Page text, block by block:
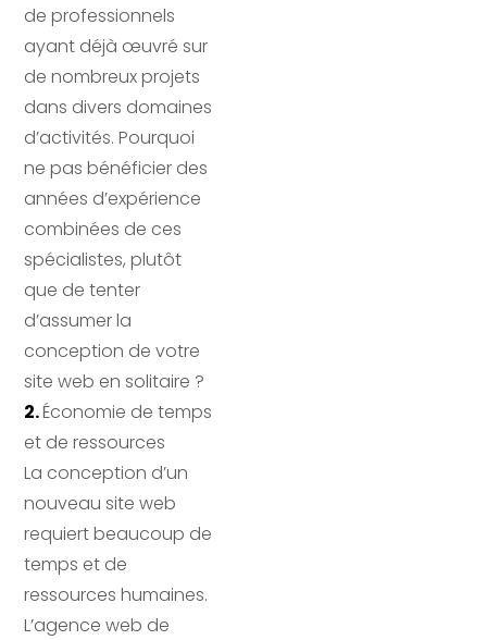
de professionnels
ayant déjà œuvré sur
de nombreux projets
dans divers domaines
d’activités. Pourquoi
ne pas bénéficier des
années d’expérience
combinées de ces
spécialistes, plutôt
que de tenter
d’assumer la
conception de votre
2. Économie de temps
La conception d’un
nouveau site web
requiert beaucoup de
temps et de
ressources humaines.
L’agence web de